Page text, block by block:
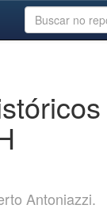
Antoniazzi.